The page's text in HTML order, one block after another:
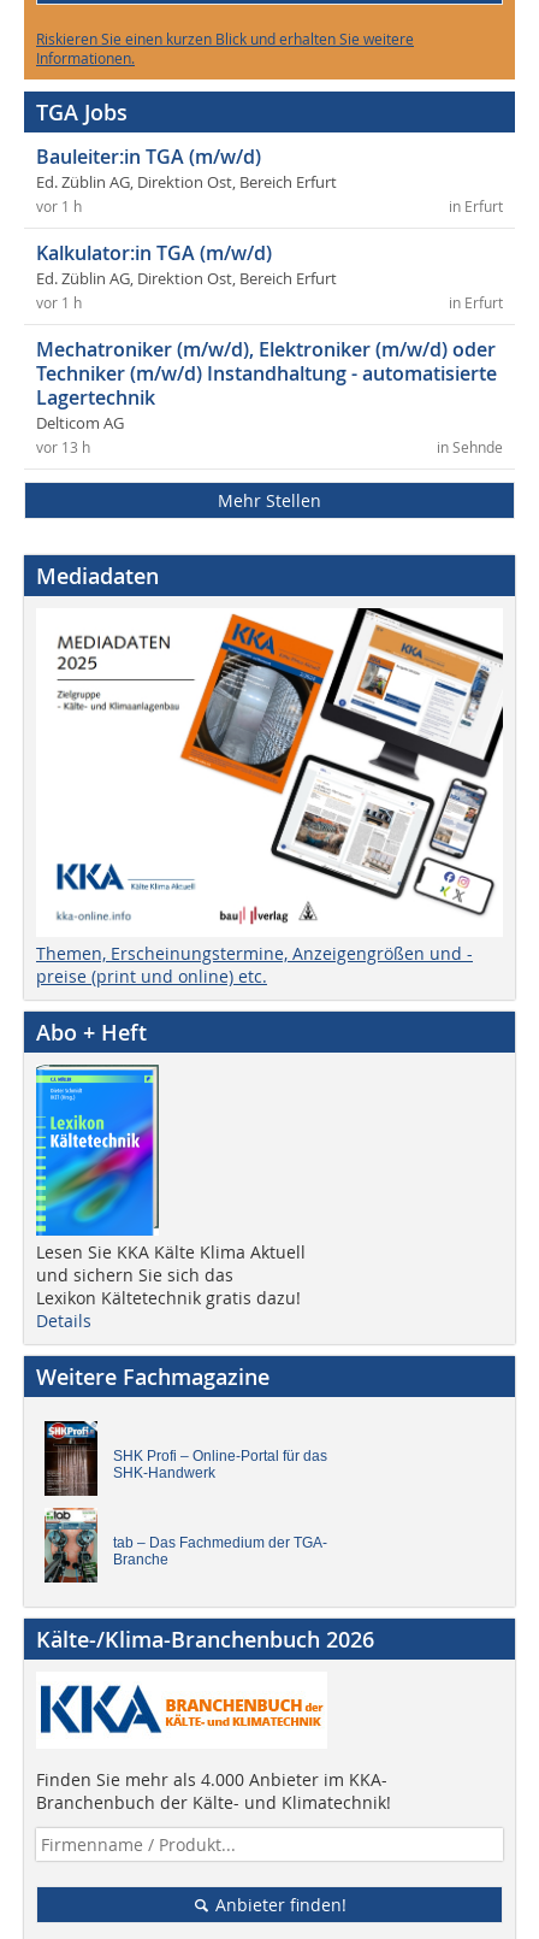
Riskieren Sie einen kurzen Blick und erhalten Sie weitere
Informationen.
TGA Jobs
Bauleiter:in TGA (m/w/d)
Ed. Züblin AG, Direktion Ost, Bereich Erfurt
in Erfurt
vor 1 h
Kalkulator:in TGA (m/w/d)
Ed. Züblin AG, Direktion Ost, Bereich Erfurt
in Erfurt
vor 1 h
Mechatroniker (m/w/d), Elektroniker (m/w/d) oder
Techniker (m/w/d) Instandhaltung - automatisierte
Lagertechnik
Delticom AG
in Sehnde
vor 13 h
Mehr Stellen
Mediadaten
Themen, Erscheinungstermine, Anzeigengrößen und -
preise (print und online) etc.
Abo + Heft
Lesen Sie KKA Kälte Klima Aktuell
und sichern Sie sich das
Lexikon Kältetechnik gratis dazu!
Details
Weitere Fachmagazine
SHK Profi – Online-Portal für das
SHK-Handwerk
tab – Das Fachmedium der TGA-
Branche
Kälte-/Klima-Branchenbuch 2026
Finden Sie mehr als 4.000 Anbieter im KKA-
Branchenbuch der Kälte- und Klimatechnik!
Anbieter finden!